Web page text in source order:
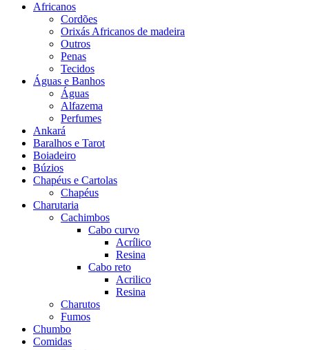
Africanos
Cordões
Orixás Africanos de madeira
Outros
Penas
Tecidos
Águas e Banhos
Águas
Alfazema
Perfumes
Ankará
Baralhos e Tarot
Boiadeiro
Búzios
Chapéus e Cartolas
Chapéus
Charutaria
Cachimbos
Cabo curvo
Acrílico
Resina
Cabo reto
Acrilico
Resina
Charutos
Fumos
Chumbo
Comidas